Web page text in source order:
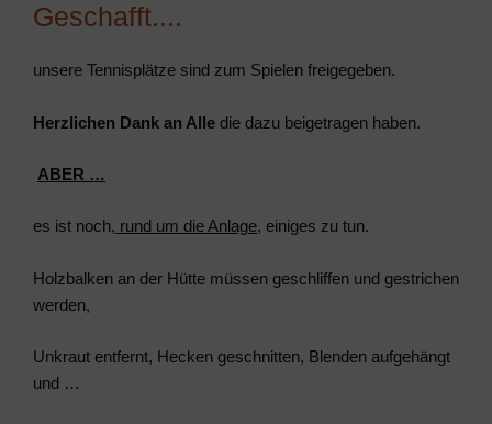
Geschafft....
unsere Tennisplätze sind zum Spielen freigegeben.
Herzlichen Dank an Alle die dazu beigetragen haben.
ABER …
es ist noch, rund um die Anlage, einiges zu tun.
Holzbalken an der Hütte müssen geschliffen und gestrichen
werden,
Unkraut entfernt, Hecken geschnitten, Blenden aufgehängt
und …